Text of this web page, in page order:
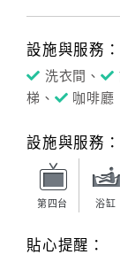
設施與服務：
洗衣間、
梯、
咖啡廳
設施與服務：
第四台 浴缸
貼心提醒：